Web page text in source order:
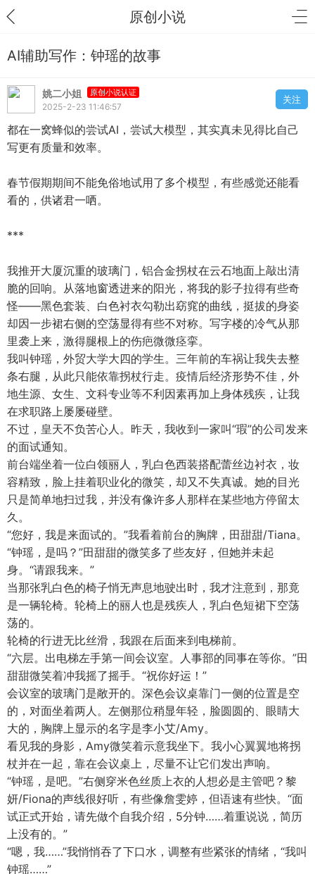
原创小说
AI辅助写作：钟瑶的故事
姚二小姐 原创小说认证
2025-2-23 11:46:57
关注
都在一窝蜂似的尝试AI，尝试大模型，其实真未见得比自己
写更有质量和效率。
春节假期期间不能免俗地试用了多个模型，有些感觉还能看
看的，供诸君一哂。
***
我推开大厦沉重的玻璃门，铝合金拐杖在云石地面上敲出清
脆的回响。从落地窗透进来的阳光，将我的影子拉得有些奇
怪——黑色套装、白色衬衣勾勒出窈窕的曲线，挺拔的身姿
却因一步裙右侧的空荡显得有些不对称。写字楼的冷气从那
里袭上来，激得腿根上的伤疤微微痉挛。
我叫钟瑶，外贸大学大四的学生。三年前的车祸让我失去整
条右腿，从此只能依靠拐杖行走。疫情后经济形势不佳，外
地生源、女生、文科专业等不利因素再加上身体残疾，让我
在求职路上屡屡碰壁。
不过，皇天不负苦心人。昨天，我收到一家叫“瑕”的公司发来
的面试通知。
前台端坐着一位白领丽人，乳白色西装搭配蕾丝边衬衣，妆
容精致，脸上挂着职业化的微笑，却又不失真诚。她的目光
只是简单地扫过我，并没有像许多人那样在某些地方停留太
久。
“您好，我是来面试的。”我看着前台的胸牌，田甜甜/Tiana。
“钟瑶，是吗？”田甜甜的微笑多了些友好，但她并未起
身。“请跟我来。”
当那张乳白色的椅子悄无声息地驶出时，我才注意到，那竟
是一辆轮椅。轮椅上的丽人也是残疾人，乳白色短裙下空荡
荡的。
轮椅的行进无比丝滑，我跟在后面来到电梯前。
“六层。出电梯左手第一间会议室。人事部的同事在等你。”田
甜甜微笑着冲我摇了摇手。“祝你好运！”
会议室的玻璃门是敞开的。深色会议桌靠门一侧的位置是空
的，对面坐着两人。左侧那位稍显年轻，脸圆圆的、眼睛大
大的，胸牌上显示的名字是李小艾/Amy。
看见我的身影，Amy微笑着示意我坐下。我小心翼翼地将拐
杖并在一起，靠在会议桌上，尽量不让它们发出声响。
“钟瑶，是吧。”右侧穿米色丝质上衣的人想必是主管吧？黎
妍/Fiona的声线很好听，有些像詹雯婷，但语速有些快。“面
试正式开始，请先做个自我介绍，5分钟……着重说说，简历
上没有的。”
“嗯，我……”我悄悄吞了下口水，调整有些紧张的情绪，“我叫
钟瑶……”